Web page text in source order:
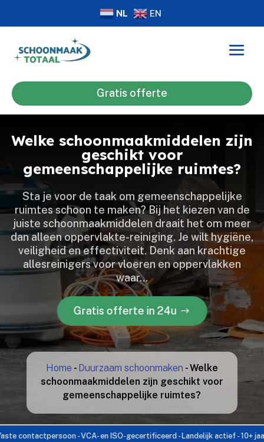
NL EN
Gratis offerte
Welke schoonmaakmiddelen zijn
geschikt voor
gemeenschappelijke ruimtes?
Sta je voor de taak om gemeenschappelijke
ruimtes schoon te maken? Bij het kiezen van de
juiste schoonmaakmiddelen draait het om meer
dan alleen oppervlakte-reiniging.​ Je wilt hygiëne,
veiligheid en effectiviteit.​ Denk aan krachtige
allesreinigers voor vloeren en oppervlakken
waar…
Gratis offerte in 24u
Home - Duurzaam schoonmaken -Welke
schoonmaakmiddelen zijn geschikt voor
gemeenschappelijke ruimtes?
- VCA- en ISO-gecertificeerd - Landelijk actief - 10+ jaar